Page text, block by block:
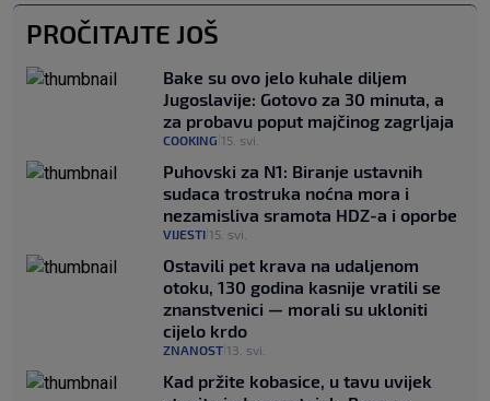
PROČITAJTE JOŠ
Bake su ovo jelo kuhale diljem
Jugoslavije: Gotovo za 30 minuta, a
za probavu poput majčinog zagrljaja
COOKING 15. svi.
Puhovski za N1: Biranje ustavnih
sudaca trostruka noćna mora i
nezamisliva sramota HDZ-a i oporbe
VIJESTI 15. svi.
Ostavili pet krava na udaljenom
otoku, 130 godina kasnije vratili se
znanstvenici — morali su ukloniti
cijelo krdo
ZNANOST 13. svi.
Kad pržite kobasice, u tavu uvijek